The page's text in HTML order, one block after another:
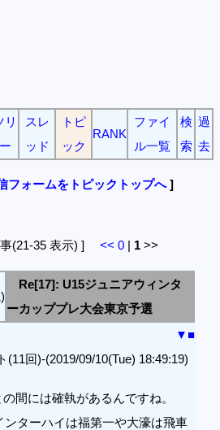
リ
ー
スレ
ッド
トピ
ック
RANK
ファイ
ル一覧
検
索
過
去
フォームをトピックトップへ]
事(21-35 表示) ] << 0 | 1 >>
Re[17]: U15ジュニアウィンタ
ーカッププレ大会東京予選
▼■
(11回)-(2019/09/10(Tue) 18:49:19)
間には確執があるんですね。
ンターハイは福第一や大濠は飛車